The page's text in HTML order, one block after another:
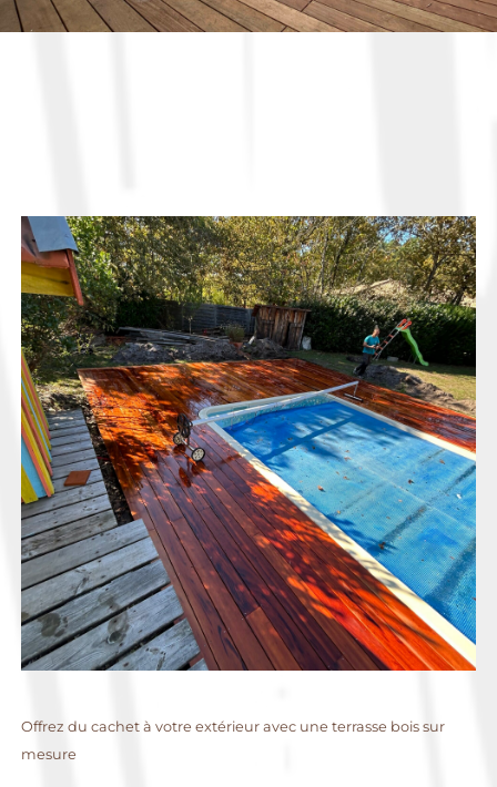
Offrez du cachet à votre extérieur avec une terrasse bois sur
mesure